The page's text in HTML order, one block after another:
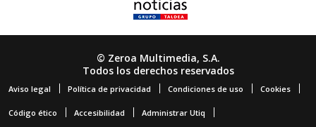
© Zeroa Multimedia, S.A.
Todos los derechos reservados
Aviso legal Política de privacidad Condiciones de uso Cookies
Código ético Accesibilidad Administrar Utiq